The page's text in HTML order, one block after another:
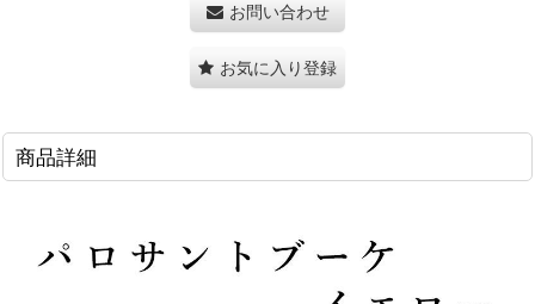
お問い合わせ
お気に入り登録
商品詳細